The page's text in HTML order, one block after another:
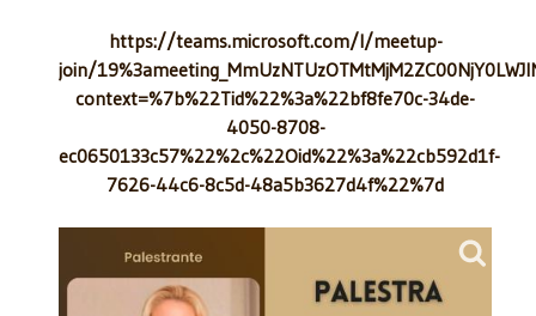
https://teams.microsoft.com/l/meetup-
join/
context=%7b%22Tid%22%3a%22bf8fe70c-34de-
4050-8708-
ec0650133c57%22%2c%22Oid%22%3a%22cb592d1f-
7626-44c6-8c5d-48a5b3627d4f%22%7d